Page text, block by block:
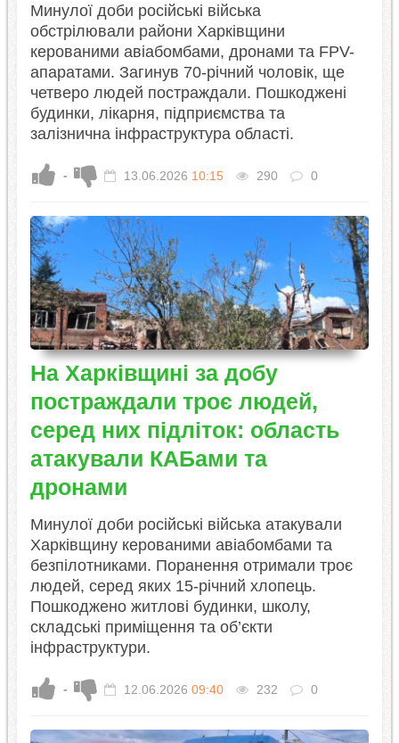
Минулої доби російські війська
обстрілювали райони Харківщини
керованими авіабомбами, дронами та FPV-
апаратами. Загинув 70-річний чоловік, ще
четверо людей постраждали. Пошкоджені
будинки, лікарня, підприємства та
залізнична інфраструктура області.
- 13.06.2026 10:15 290 0
На Харківщині за добу
постраждали троє людей,
серед них підліток: область
атакували КАБами та
дронами
Минулої доби російські війська атакували
Харківщину керованими авіабомбами та
безпілотниками. Поранення отримали троє
людей, серед яких 15-річний хлопець.
Пошкоджено житлові будинки, школу,
складські приміщення та об’єкти
інфраструктури.
- 12.06.2026 09:40 232 0